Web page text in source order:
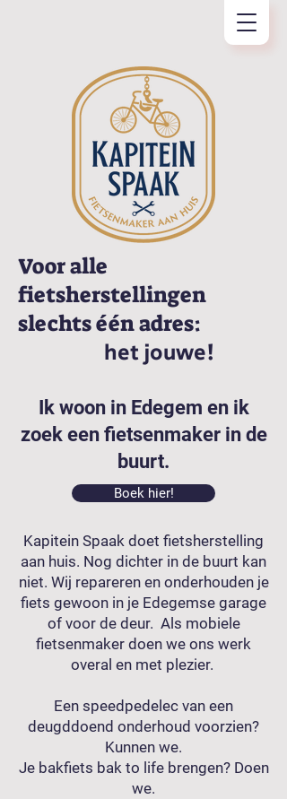
Voor alle
fietsherstellingen
slechts één adres:
het jouwe!
Ik woon in Edegem en ik
zoek een fietsenmaker in de
buurt.
Boek hier!
Kapitein Spaak doet fietsherstelling
aan huis. Nog dichter in de buurt kan
niet. Wij repareren en onderhouden je
fiets gewoon in je Edegemse garage
of voor de deur. Als mobiele
fietsenmaker doen we ons werk
overal en met plezier.
Een speedpedelec van een
deugddoend onderhoud voorzien?
Kunnen we.
Je bakfiets bak to life brengen? Doen
we.